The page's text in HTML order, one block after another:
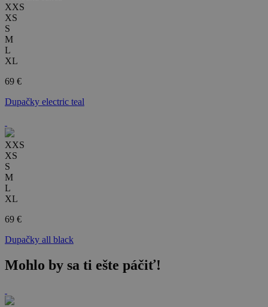
XXS
XS
S
M
L
XL
69 €
Dupačky electric teal
XXS
XS
S
M
L
XL
69 €
Dupačky all black
Mohlo by sa ti ešte páčiť!